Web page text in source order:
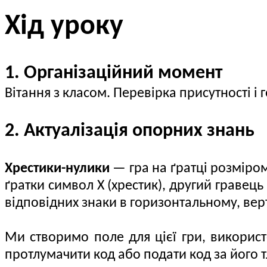
Хід уроку
1. Організаційний момент
Вітання з класом. Перевірка присутності
2. Актуалізація опорних знань
Хрестики-нулики — гра на ґратці
ґратки символ X (хрестик), другий
відповідних знаки в горизонтальному,
Ми створимо поле для цієї гри,
протлумачити код або подати код за його